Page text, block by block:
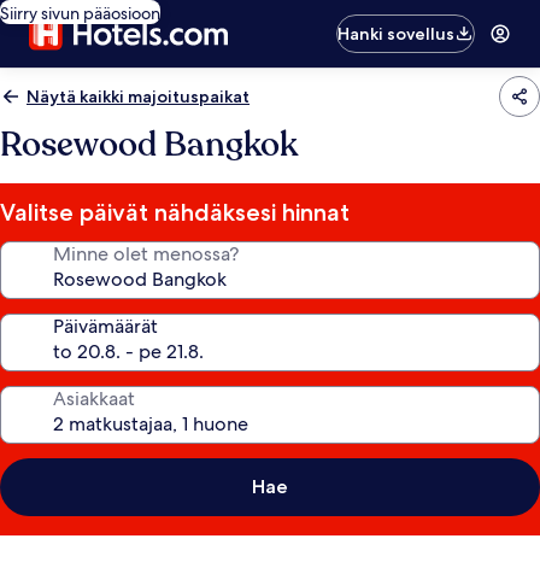
Siirry sivun pääosioon
Hanki sovellus
Näytä kaikki majoituspaikat
Rosewood Bangkok
Valitse päivät nähdäksesi hinnat
Minne olet menossa?
Päivämäärät
Asiakkaat
Hae